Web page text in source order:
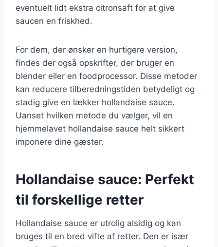
eventuelt lidt ekstra citronsaft for at give
saucen en friskhed.
For dem, der ønsker en hurtigere version,
findes der også opskrifter, der bruger en
blender eller en foodprocessor. Disse metoder
kan reducere tilberedningstiden betydeligt og
stadig give en lækker hollandaise sauce.
Uanset hvilken metode du vælger, vil en
hjemmelavet hollandaise sauce helt sikkert
imponere dine gæster.
Hollandaise sauce: Perfekt
til forskellige retter
Hollandaise sauce er utrolig alsidig og kan
bruges til en bred vifte af retter. Den er især